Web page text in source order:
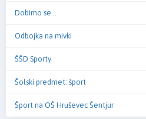
Dobimo se...
Odbojka na mivki
ŠŠD Sporty
Šolski predmet: šport
Šport na OŠ Hruševec Šentjur